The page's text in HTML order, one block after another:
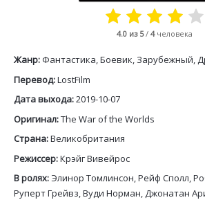
4.0 из 5/ 4 человека
Жанр: Фантастика, Боевик, Зарубежный,
Перевод:LostFilm
Дата выхода:2019-10-07
Оригинал:The War of the Worlds
Страна:Великобритания
Режиссер:Крэйг Вивейрос
В ролях: Элинор Томлинсон, Рейф Сполл,
Руперт Грейвз, Вуди Норман, Джонатан